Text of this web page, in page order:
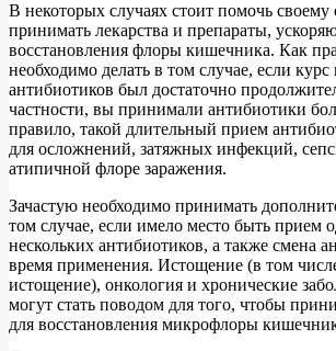
В некоторых случаях стоит помочь своему
принимать лекарства и препараты,
восстановления флоры кишечника. Как
необходимо делать в том случае, если курс
антибиотиков был достаточно
частности, вы принимали антибиотики
правило, такой длительный прием
для осложнений, затяжных инфекций,
атипичной флоре заражения.
Зачастую необходимо принимать
том случае, если имело место быть прием
нескольких антибиотиков, а также смена
время применения. Истощение (в том
истощение), онкология и хронические
могут стать поводом для того, чтобы
для восстановления микрофлоры